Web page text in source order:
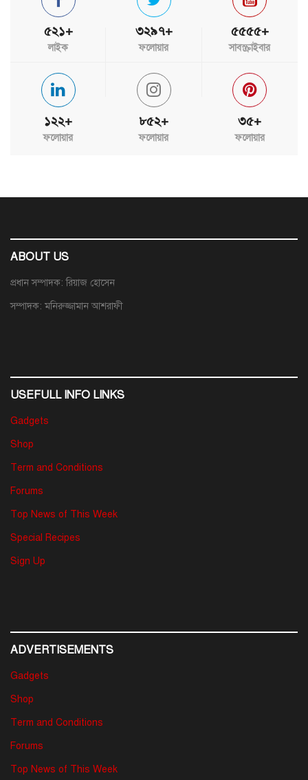
৫২১+
লাইক
৩২৯৭+
ফলোয়ার
৫৫৫৫+
সাবস্ক্রাইবার
১২২+
ফলোয়ার
৮৫২+
ফলোয়ার
৩৫+
ফলোয়ার
ABOUT US
প্রধান সম্পাদক: রিয়াজ হোসেন
সম্পাদক: মনিরুজ্জামান আশরাফী
USEFULL INFO LINKS
Gadgets
Shop
Term and Conditions
Forums
Top News of This Week
Special Recipes
Sign Up
ADVERTISEMENTS
Gadgets
Shop
Term and Conditions
Forums
Top News of This Week